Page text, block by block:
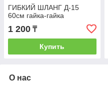
ГИБКИЙ ШЛАНГ Д-15
60см гайка-гайка
1 200 ₸
Купить
О нас